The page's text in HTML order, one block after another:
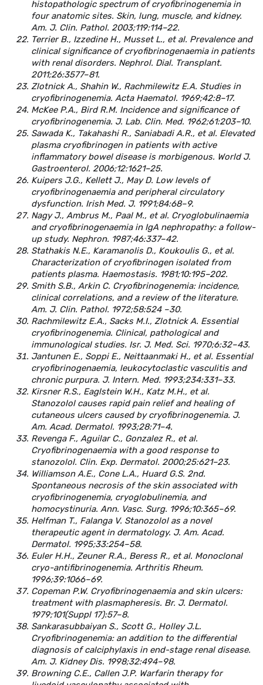
histopathologic spectrum of cryofibrinogenemia in
four anatomic sites. Skin, lung, muscle, and kidney.
Am. J. Clin. Pathol. 2003;119:114–22.
Terrier B., Izzedine H., Musset L., et al. Prevalence and
clinical significance of cryofibrinogenaemia in patients
with renal disorders. Nephrol. Dial. Transplant.
2011;26:3577–81.
Zlotnick A., Shahin W., Rachmilewitz E.A. Studies in
cryofibrinogenemia. Acta Haematol. 1969;42:8–17.
McKee P.A., Bird R.M. Incidence and significance of
cryofibrinogenemia. J. Lab. Clin. Med. 1962;61:203–10.
Sawada K., Takahashi R., Saniabadi A.R., et al. Elevated
plasma cryofibrinogen in patients with active
inflammatory bowel disease is morbigenous. World J.
Gastroenterol. 2006;12:1621–25.
Kuipers J.G., Kellett J., May D. Low levels of
cryofibrinogenaemia and peripheral circulatory
dysfunction. Irish Med. J. 1991;84:68–9.
Nagy J., Ambrus M., Paal M., et al. Cryoglobulinaemia
and cryofibrinogenaemia in IgA nephropathy: a follow-
up study. Nephron. 1987;46:337–42.
Stathakis N.E., Karamanolis D., Koukoulis G., et al.
Characterization of cryofibrinogen isolated from
patients plasma. Haemostasis. 1981;10:195–202.
Smith S.B., Arkin C. Cryofibrinogenemia: incidence,
clinical correlations, and a review of the literature.
Am. J. Clin. Pathol. 1972;58:524 –30.
Rachmilewitz E.A., Sacks M.I., Zlotnick A. Essential
cryofibrinogenemia. Clinical, pathological and
immunological studies. Isr. J. Med. Sci. 1970;6:32–43.
Jantunen E., Soppi E., Neittaanmaki H., et al. Essential
cryofibrinogenaemia, leukocytoclastic vasculitis and
chronic purpura. J. Intern. Med. 1993;234:331–33.
Kirsner R.S., Eaglstein W.H., Katz M.H., et al.
Stanozolol causes rapid pain relief and healing of
cutaneous ulcers caused by cryofibrinogenemia. J.
Am. Acad. Dermatol. 1993;28:71–4.
Revenga F., Aguilar C., Gonzalez R., et al.
Cryofibrinogenaemia with a good response to
stanozolol. Clin. Exp. Dermatol. 2000;25:621–23.
Williamson A.E., Cone L.A., Huard G.S. 2nd.
Spontaneous necrosis of the skin associated with
cryofibrinogenemia, cryoglobulinemia, and
homocystinuria. Ann. Vasc. Surg. 1996;10:365–69.
Helfman T., Falanga V. Stanozolol as a novel
therapeutic agent in dermatology. J. Am. Acad.
Dermatol. 1995;33:254–58.
Euler H.H., Zeuner R.A., Beress R., et al. Monoclonal
cryo-antifibrinogenemia. Arthritis Rheum.
1996;39:1066–69.
Copeman P.W. Cryofibrinogenaemia and skin ulcers:
treatment with plasmapheresis. Br. J. Dermatol.
1979;101(Suppl 17):57–8.
Sankarasubbaiyan S., Scott G., Holley J.L.
Cryofibrinogenemia: an addition to the differential
diagnosis of calciphylaxis in end-stage renal disease.
Am. J. Kidney Dis. 1998;32:494–98.
Browning C.E., Callen J.P. Warfarin therapy for